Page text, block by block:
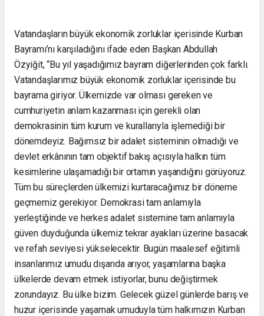
Vatandaşların büyük ekonomik zorluklar içerisinde Kurban
Bayramı’nı karşıladığını ifade eden Başkan Abdullah
Özyiğit, “Bu yıl yaşadığımız bayram diğerlerinden çok farklı.
Vatandaşlarımız büyük ekonomik zorluklar içerisinde bu
bayrama giriyor. Ülkemizde var olması gereken ve
cumhuriyetin anlam kazanması için gerekli olan
demokrasinin tüm kurum ve kurallarıyla işlemediği bir
dönemdeyiz. Bağımsız bir adalet sisteminin olmadığı ve
devlet erkânının tam objektif bakış açısıyla halkın tüm
kesimlerine ulaşamadığı bir ortamın yaşandığını görüyoruz.
Tüm bu süreçlerden ülkemizi kurtaracağımız bir döneme
geçmemiz gerekiyor. Demokrasi tam anlamıyla
yerleştiğinde ve herkes adalet sistemine tam anlamıyla
güven duyduğunda ülkemiz tekrar ayakları üzerine basacak
ve refah seviyesi yükselecektir. Bugün maalesef eğitimli
insanlarımız umudu dışarıda arıyor, yaşamlarına başka
ülkelerde devam etmek istiyorlar, bunu değiştirmek
zorundayız. Bu ülke bizim. Gelecek güzel günlerde barış ve
huzur içerisinde yaşamak umuduyla tüm halkımızın Kurban